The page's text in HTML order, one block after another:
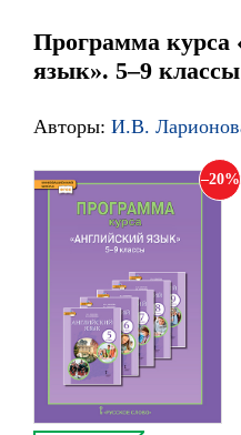
Программа курса
язык». 5–9 классы
Авторы: И.В.
20